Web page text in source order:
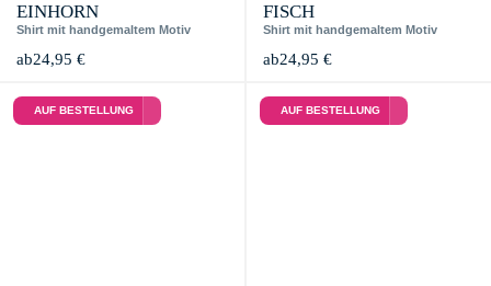
EINHORN
Shirt mit handgemaltem Motiv
ab24,95 €
FISCH
Shirt mit handgemaltem Motiv
ab24,95 €
AUF BESTELLUNG AUF BESTELLUNG